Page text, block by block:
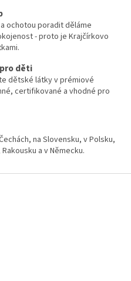
ochotou poradit děláme
- proto je Krajčírkovo
děti
dětské látky v prémiové
certifikované a vhodné pro
na Slovensku, v Polsku,
a v Německu.